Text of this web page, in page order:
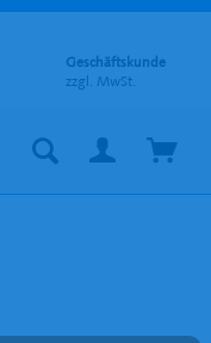
Geschäftskunde
zzgl. MwSt.